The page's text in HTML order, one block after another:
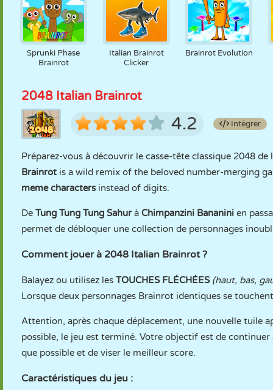
Sprunki Phase
Brainrot
Italian Brainrot
Clicker
Brainrot Evolution
2048 Italian Brainrot
4.2 Intégrer
Préparez-vous à découvrir le casse-tête classique 2048
Brainrot is a wild remix of the beloved number-merging
meme charactersinstead of digits.
De Tung Tung Tung Sahurà Chimpanzini Bananini en
permet de débloquer une collection de personnages
Comment jouer à 2048 Italian Brainrot ?
Balayez ou utilisez les TOUCHES FLÉCHÉES (haut, bas,
Lorsque deux personnages Brainrot identiques se
Attention, après chaque déplacement, une nouvelle tuile
possible, le jeu est terminé. Votre objectif est de
que possible et de viser le meilleur score.
Caractéristiques du jeu :